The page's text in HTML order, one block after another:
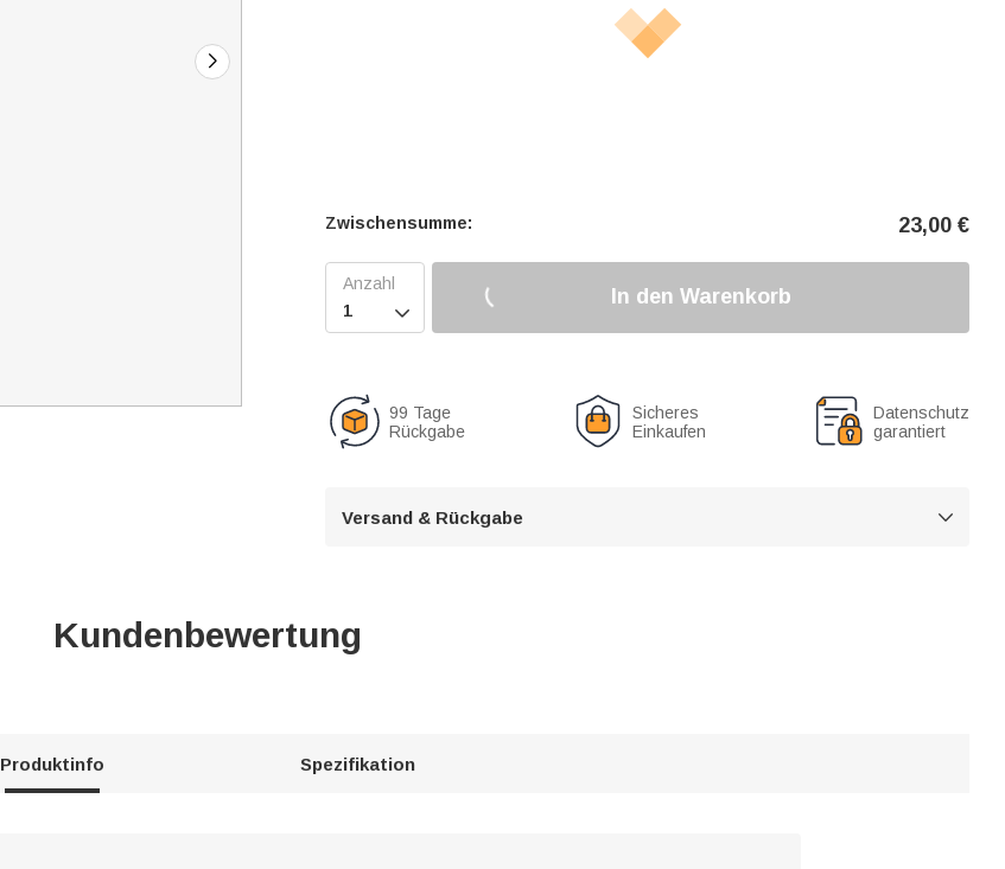
Zwischensumme: 23,00 €

In den Warenkorb
99 Tage
Rückgabe
Sicheres
Einkaufen
Datenschutz
garantiert
Versand & Rückgabe 
Kundenbewertung
Produktinfo Spezifikation